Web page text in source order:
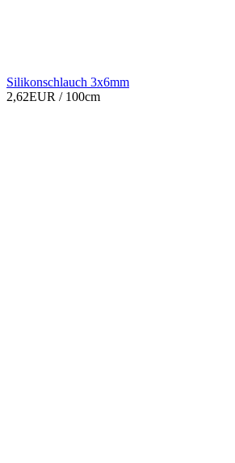
Silikonschlauch 3x6mm
2,62EUR / 100cm